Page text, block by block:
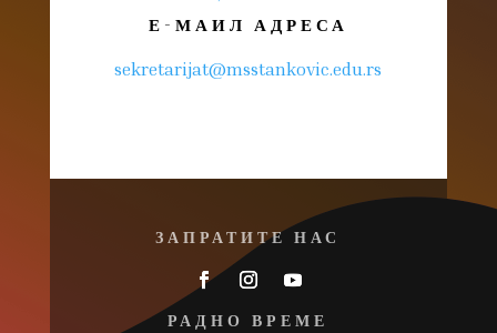
Е-МАИЛ АДРЕСА
sekretarijat@msstankovic.edu.rs
ЗАПРАТИТЕ НАС
РАДНО ВРЕМЕ